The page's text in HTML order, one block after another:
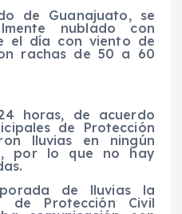
de Guanajuato, se
nublado con
el día con viento de
rachas de 50 a 60
horas, de acuerdo
de Protección
lluvias en ningún
por lo que no hay
de lluvias la
de Protección Civil